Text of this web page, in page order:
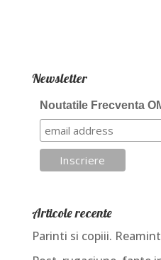
Newsletter
Noutatile Frecventa
Articole recente
Parinti si copiii.